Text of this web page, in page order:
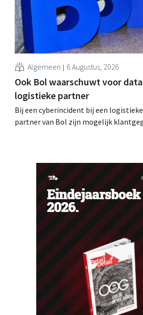
Algemeen 6 Augustus, 2026
Ook Bol waarschuwt voor
logistieke partner
Bij een cyberincident bij een
partner van Bol zijn mogelijk